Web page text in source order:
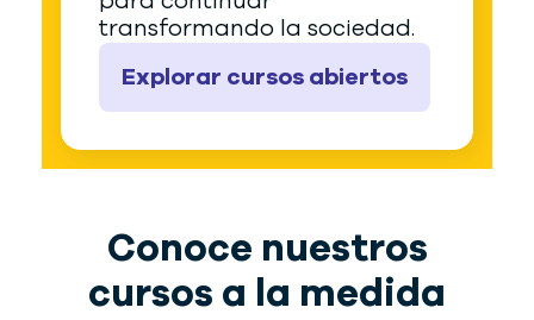
transformando la sociedad.
Explorar cursos abiertos
Conoce nuestros
cursos a la medida